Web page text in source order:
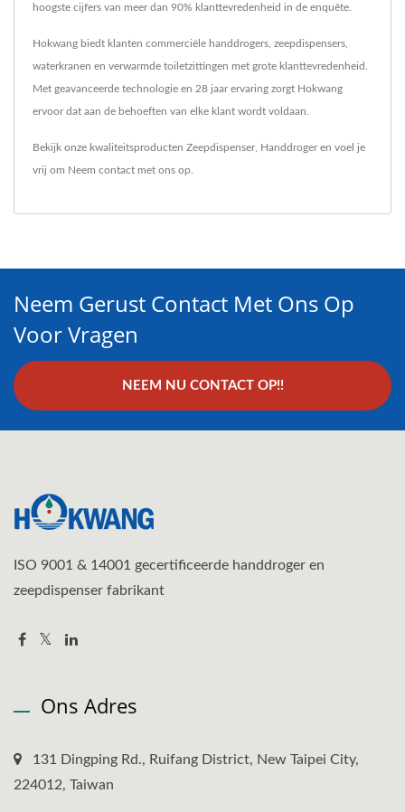
hoogste cijfers van meer dan 90% klanttevredenheid in de enquête.
Hokwang biedt klanten commerciële handdrogers, zeepdispensers,
waterkranen en verwarmde toiletzittingen met grote klanttevredenheid.
Met geavanceerde technologie en 28 jaar ervaring zorgt Hokwang
ervoor dat aan de behoeften van elke klant wordt voldaan.
Bekijk onze kwaliteitsproducten Zeepdispenser, Handdrogeren voel je
vrij om Neem contact met ons op
Neem Gerust Contact Met Ons Op
Voor Vragen
NEEM NU CONTACT OP!!
ISO 9001 & 14001 gecertificeerde handdroger en
zeepdispenser fabrikant
Ons Adres
131 Dingping Rd., Ruifang District, New Taipei City,
224012, Taiwan